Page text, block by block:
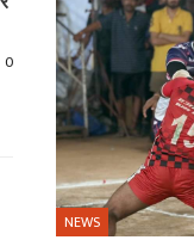
0
NEWS